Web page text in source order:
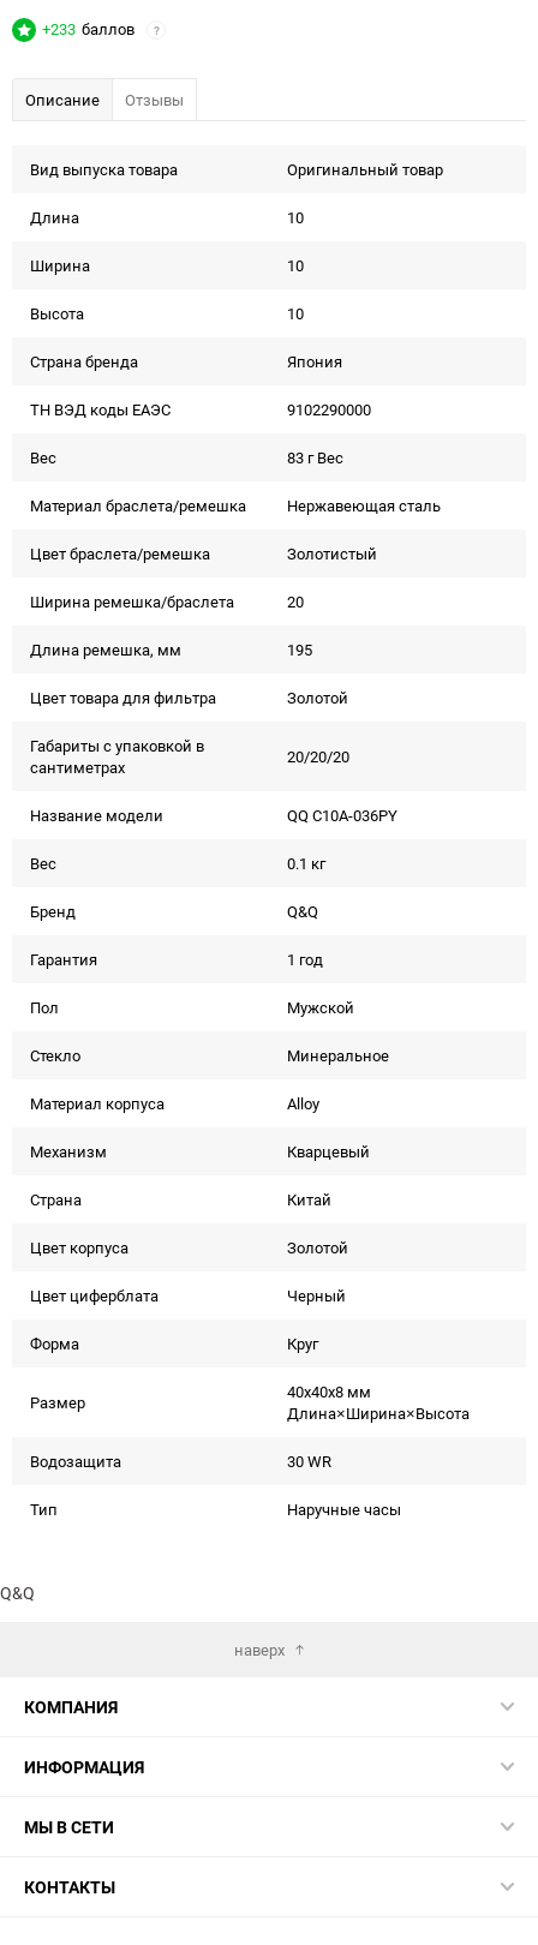
+233 баллов ?
Описание Отзывы
Вид выпуска товара Оригинальный товар
Длина 10
Ширина 10
Высота 10
Страна бренда Япония
ТН ВЭД коды ЕАЭС 9102290000
Вес 83 г Вес
Материал браслета/ремешка Нержавеющая сталь
Цвет браслета/ремешка Золотистый
Ширина ремешка/браслета 20
Длина ремешка, мм 195
Цвет товара для фильтра Золотой
Габариты с упаковкой в
сантиметрах
20/20/20
Название модели QQ C10A-036PY
Вес 0.1 кг
Бренд Q&Q
Гарантия 1 год
Пол Мужской
Стекло Минеральное
Материал корпуса Alloy
Механизм Кварцевый
Страна Китай
Цвет корпуса Золотой
Цвет циферблата Черный
Форма Круг
Размер
40x40x8 мм
Длина×Ширина×Высота
Водозащита 30 WR
Тип Наручные часы
Q&Q
наверх
КОМПАНИЯ
ИНФОРМАЦИЯ
МЫ В СЕТИ
КОНТАКТЫ